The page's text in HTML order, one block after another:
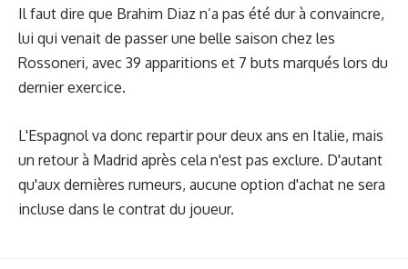
Il faut dire que Brahim Diaz n’a pas été dur à convaincre,
lui qui venait de passer une belle saison chez les
Rossoneri, avec 39 apparitions et 7 buts marqués lors du
dernier exercice.
L'Espagnol va donc repartir pour deux ans en Italie, mais
un retour à Madrid après cela n'est pas exclure. D'autant
qu'aux dernières rumeurs, aucune option d'achat ne sera
incluse dans le contrat du joueur.